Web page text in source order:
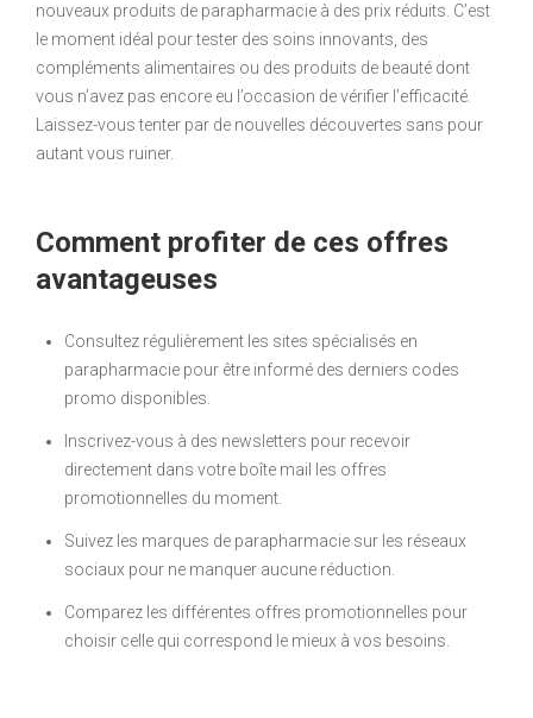
nouveaux produits de parapharmacie à des prix réduits. C’est
le moment idéal pour tester des soins innovants, des
compléments alimentaires ou des produits de beauté dont
vous n’avez pas encore eu l’occasion de vérifier l’efficacité.
Laissez-vous tenter par de nouvelles découvertes sans pour
autant vous ruiner.
Comment profiter de ces offres
avantageuses
Consultez régulièrement les sites spécialisés en
parapharmacie pour être informé des derniers codes
promo disponibles.
Inscrivez-vous à des newsletters pour recevoir
directement dans votre boîte mail les offres
promotionnelles du moment.
Suivez les marques de parapharmacie sur les réseaux
sociaux pour ne manquer aucune réduction.
Comparez les différentes offres promotionnelles pour
choisir celle qui correspond le mieux à vos besoins.